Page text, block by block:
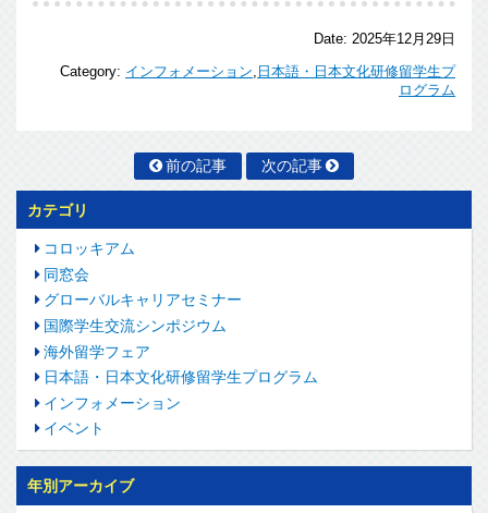
Date: 2025年12月29日
Category: インフォメーション, 日本語・日本文化研修留学生プ
ログラム
前の記事 次の記事
カテゴリ
コロッキアム
同窓会
グローバルキャリアセミナー
国際学生交流シンポジウム
海外留学フェア
日本語・日本文化研修留学生プログラム
インフォメーション
イベント
年別アーカイブ